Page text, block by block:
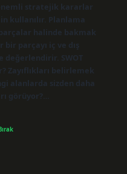
stratejik kararlar
kullanılır. Planlama
halinde bakmak
parçayı iç ve dış
değerlendirir. SWOT
Zayıflıkları belirlemek
alanlarda sizden daha
görüyor?…